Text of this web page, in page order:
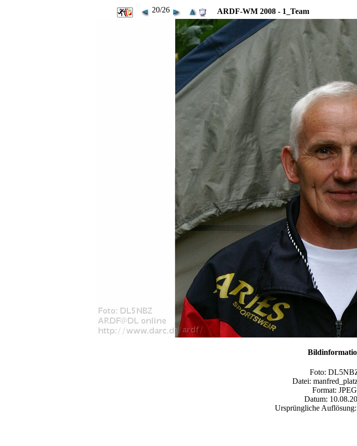
20/26 ARDF-WM 2008 - 1_Team
Foto:
Datei:
Format: JPEG
Datum:
Ursprüngliche